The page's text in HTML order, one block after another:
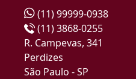
(11) 99999-0938
(11) 3868-0255
R. Campevas, 341
Perdizes
São Paulo - SP